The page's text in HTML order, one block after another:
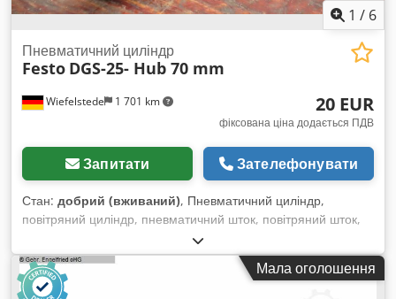
1 / 6
Wiefelstede 1 701 km
Пневматичний циліндр
Festo DGS-25- Hub 70 mm
20 EUR
фіксована ціна додається ПДВ
Запитати Зателефонувати
Стан: добрий (вживаний), Пневматичний циліндр,
повітряний циліндр, пневматичний шток, повітряний шток,
стандартний циліндр, затискний циліндр - Виробник: Festo,
стандартний циліндр типу DGS-25- - Хід: 70 мм Dcedpfx
Apsv Rahdemek - Поршень: Ø 25 мм - Поршневий шток: Ø
10 мм / M10 - Монтажний отвір: Ø 13 мм - Макс. тиск: 12
Мала оголошення